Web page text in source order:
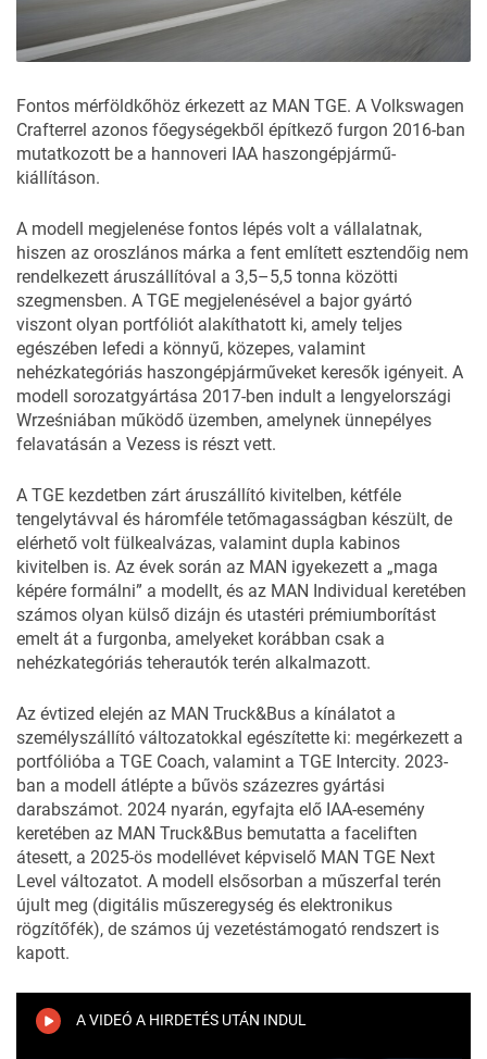
Fontos mérföldkőhöz érkezett az MAN TGE. A Volkswagen
Crafterrel azonos főegységekből építkező furgon 2016-ban
mutatkozott be a hannoveri IAA haszongépjármű-
kiállításon.
A modell megjelenése fontos lépés volt a vállalatnak,
hiszen az oroszlános márka a fent említett esztendőig nem
rendelkezett áruszállítóval a 3,5–5,5 tonna közötti
szegmensben. A TGE megjelenésével a bajor gyártó
viszont olyan portfóliót alakíthatott ki, amely teljes
egészében lefedi a könnyű, közepes, valamint
nehézkategóriás haszongépjárműveket keresők igényeit. A
modell sorozatgyártása 2017-ben indult a lengyelországi
Wrześniában működő üzemben, amelynek ünnepélyes
felavatásán a Vezess is részt vett.
A TGE kezdetben zárt áruszállító kivitelben, kétféle
tengelytávval és háromféle tetőmagasságban készült, de
elérhető volt fülkealvázas, valamint dupla kabinos
kivitelben is. Az évek során az MAN igyekezett a „maga
képére formálni” a modellt, és az MAN Individual keretében
számos olyan külső dizájn és utastéri prémiumborítást
emelt át a furgonba, amelyeket korábban csak a
nehézkategóriás teherautók terén alkalmazott.
Az évtized elején az MAN Truck&Bus a kínálatot a
személyszállító változatokkal egészítette ki: megérkezett a
portfólióba a TGE Coach, valamint a TGE Intercity. 2023-
ban a modell átlépte a bűvös százezres gyártási
darabszámot. 2024 nyarán, egyfajta elő IAA-esemény
keretében az MAN Truck&Bus bemutatta a faceliften
átesett, a 2025-ös modellévet képviselő MAN TGE Next
Level változatot. A modell elsősorban a műszerfal terén
újult meg (digitális műszeregység és elektronikus
rögzítőfék), de számos új vezetéstámogató rendszert is
kapott.
A VIDEÓ A HIRDETÉS UTÁN INDUL